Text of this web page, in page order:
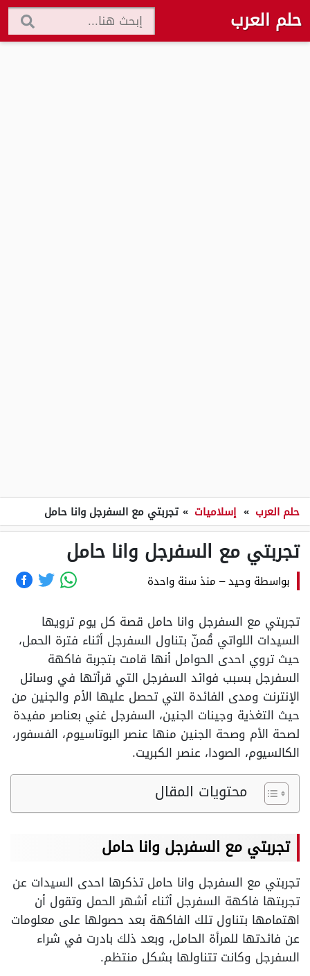
حلم العرب
حلم العرب » إسلاميات » تجربتي مع السفرجل وانا حامل
تجربتي مع السفرجل وانا حامل
بواسطة وحيد– منذ سنة واحدة
تجربتي مع السفرجل وانا حامل قصة كل يوم ترويها
السيدات اللواتي قُمنّ بتناول السفرجل أثناء فترة الحمل،
حيث تروي احدى الحوامل أنها قامت بتجربة فاكهة
السفرجل بسبب فوائد السفرجل التي قرأتها في وسائل
الإنترنت ومدى الفائدة التي تحصل عليها الأم والجنين من
حيث التغذية وجينات الجنين، السفرجل غني بعناصر مفيدة
لصحة الأم وصحة الجنين منها عنصر البوتاسيوم، الفسفور،
الكالسيوم، الصودا، عنصر الكبريت.
محتويات المقال
تجربتي مع السفرجل وانا حامل
تجربتي مع السفرجل وانا حامل تذكرها احدى السيدات عن
تجربتها فاكهة السفرجل أثناء أشهر الحمل وتقول أن
اهتمامها بتناول تلك الفاكهة بعد حصولها على معلومات
عن فائدتها للمرأة الحامل، وبعد ذلك بادرت في شراء
السفرجل وكانت تتناولها بشكل منتظم.